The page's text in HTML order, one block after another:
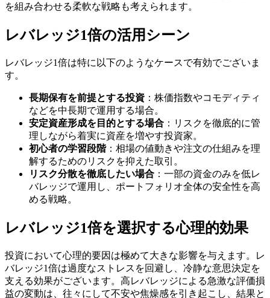
を組み合わせる柔軟な戦略も考えられます。
レバレッジ1倍の活用シーン
レバレッジ1倍は特に以下のようなケースで有効でございま
す。
長期保有を前提とする投資 ：株価指数やコモディティ
などを中長期で運用する場合。
安定資産形成を目的とする場合 ：リスクを徹底的に管
理しながら着実に資産を増やす投資家。
初心者の学習段階：相場の値動きや注文の仕組みを理
解するためのリスクを抑えた取引。
リスク分散を徹底したい場合 ：一部の資金のみを低レ
バレッジで運用し、ポートフォリオ全体の安全性を高
める戦略。
レバレッジ1倍を選択する心理的効果
投資において心理的要因は極めて大きな影響を与えます。レ
バレッジ1倍は過度なストレスを回避し、冷静な意思決定を
支える効果がございます。高レバレッジによる急激な評価損
益の変動は、往々にして不安や焦燥感を引き起こし、結果と